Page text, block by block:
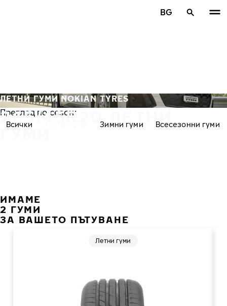
BG
265/45R20 ЛЕТНИ
ГУМИ
ЛЕТНИ ГУМИ NOKIAN TYRES
Преглед по сезон:
Всички Зимни гуми Всесезонни гуми
ИМАМЕ
2 ГУМИ
ЗА ВАШЕТО ПЪТУВАНЕ
Летни гуми